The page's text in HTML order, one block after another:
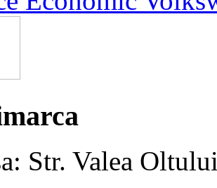
Str. Valea